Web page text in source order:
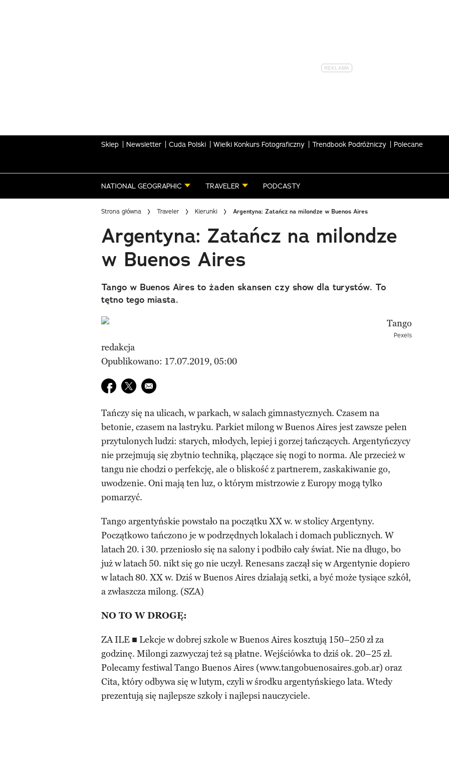
Sklep Newsletter Cuda Polski Wielki Konkurs Fotograficzny Trendbook Podróżniczy Polecane
NATIONAL GEOGRAPHIC TRAVELER PODCASTY
Strona główna Traveler Kierunki Argentyna: Zatańcz na milondze w Buenos Aires
Argentyna: Zatańcz na milondze
w Buenos Aires
Tango w Buenos Aires to żaden skansen czy show dla turystów. To
tętno tego miasta.
Pexels
redakcja
Opublikowano: 17.07.2019, 05:00
Udostępnij na facebook
Udostępnij na twitter
E-mail do przyjaciela
Tańczy się na ulicach, w parkach, w salach gimnastycznych. Czasem na
betonie, czasem na lastryku. Parkiet milong w Buenos Aires jest zawsze pełen
przytulonych ludzi: starych, młodych, lepiej i gorzej tańczących. Argentyńczycy
nie przejmują się zbytnio techniką, plączące się nogi to norma. Ale przecież w
tangu nie chodzi o perfekcję, ale o bliskość z partnerem, zaskakiwanie go,
uwodzenie. Oni mają ten luz, o którym mistrzowie z Europy mogą tylko
pomarzyć.
Tango argentyńskie powstało na początku XX w. w stolicy Argentyny.
Początkowo tańczono je w podrzędnych lokalach i domach publicznych. W
latach 20. i 30. przeniosło się na salony i podbiło cały świat. Nie na długo, bo
już w latach 50. nikt się go nie uczył. Renesans zaczął się w Argentynie dopiero
w latach 80. XX w. Dziś w Buenos Aires działają setki, a być może tysiące szkół,
a zwłaszcza milong. (SZA)
NO TO W DROGĘ:
ZA ILE ■ Lekcje w dobrej szkole w Buenos Aires kosztują 150–250 zł za
godzinę. Milongi zazwyczaj też są płatne. Wejściówka to dziś ok. 20–25 zł.
Polecamy festiwal Tango Buenos Aires (www.tangobuenosaires.gob.ar) oraz
Cita, który odbywa się w lutym, czyli w środku argentyńskiego lata. Wtedy
prezentują się najlepsze szkoły i najlepsi nauczyciele.